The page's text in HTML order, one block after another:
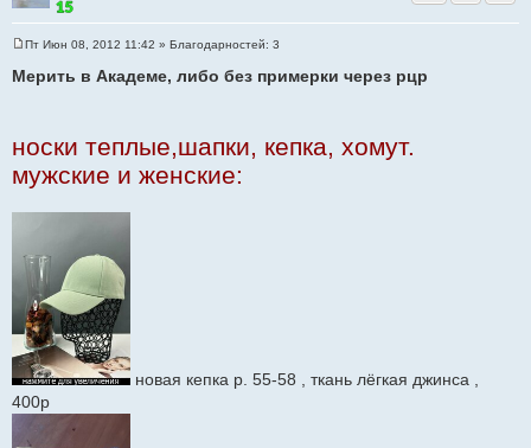
о
н
и
е
Пт Июн 08, 2012 11:42 » Благодарностей: 3
Мерить в Академе, либо без примерки через рцр
носки теплые,шапки, кепка, хомут.
мужские и женские:
новая кепка р. 55-58 , ткань лёгкая джинса ,
400р